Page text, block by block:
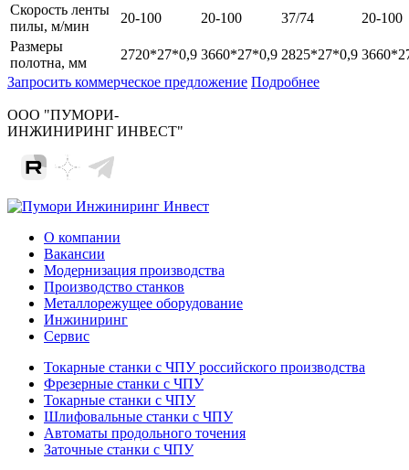
Скорость ленты
пилы, м/мин
20-100 20-100 37/74
20-100
Размеры
полотна, мм
2720*27*0,9 3660*27*0,9 2825*27*0,9
Запросить коммерческое предложение Подробнее
ООО "ПУМОРИ-
ИНЖИНИРИНГ ИНВЕСТ"
О компании
Вакансии
Модернизация производства
Производство станков
Металлорежущее оборудование
Инжиниринг
Сервис
Токарные станки с ЧПУ российского производства
Фрезерные станки с ЧПУ
Токарные станки с ЧПУ
Шлифовальные станки с ЧПУ
Автоматы продольного точения
Заточные станки с ЧПУ